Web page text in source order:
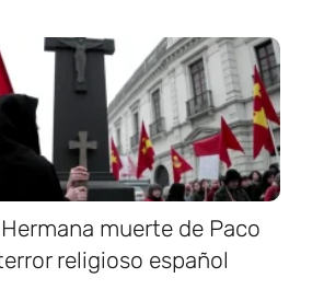
muerte de Paco
religioso español